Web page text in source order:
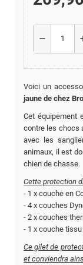
remove
Voici un
jaune de chez
Cet équipement
contre les chocs
avec les
animaux, il est
chien de chasse.
Cette protection
- 1 x couche en
- 4 x couches
- 2 x couches
- 1 x couche tissu
Ce gilet de
et conviendra